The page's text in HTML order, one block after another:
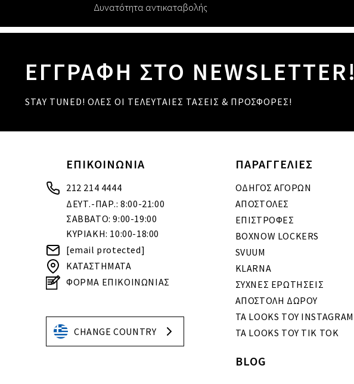
Δυνατότητα αντικαταβολής
ΕΓΓΡΑΦΗ ΣΤΟ NEWSLETTER!
STAY TUNED! ΟΛΕΣ ΟΙ ΤΕΛΕΥΤΑΙΕΣ ΤΑΣΕΙΣ & ΠΡΟΣΦΟΡΕΣ!
ΕΠΙΚΟΙΝΩΝΙΑ
212 214 4444
ΔΕΥΤ.-ΠΑΡ.: 8:00-21:00
ΣΑΒΒΑΤΟ: 9:00-19:00
ΚΥΡΙΑΚΗ: 10:00-18:00
[email protected]
ΚΑΤΑΣΤΗΜΑΤΑ
ΦΟΡΜΑ ΕΠΙΚΟΙΝΩΝΙΑΣ
ΠΑΡΑΓΓΕΛΙΕΣ
ΟΔΗΓΟΣ ΑΓΟΡΩΝ
ΑΠΟΣΤΟΛΕΣ
ΕΠΙΣΤΡΟΦΕΣ
BOXNOW LOCKERS
SVUUM
KLARNA
ΣΥΧΝΕΣ ΕΡΩΤΗΣΕΙΣ
ΑΠΟΣΤΟΛΗ ΔΩΡΟΥ
ΤΑ LOOKS ΤΟΥ INSTAGRAM
ΤΑ LOOKS ΤΟΥ TIK TOK
CHANGE COUNTRY
BLOG